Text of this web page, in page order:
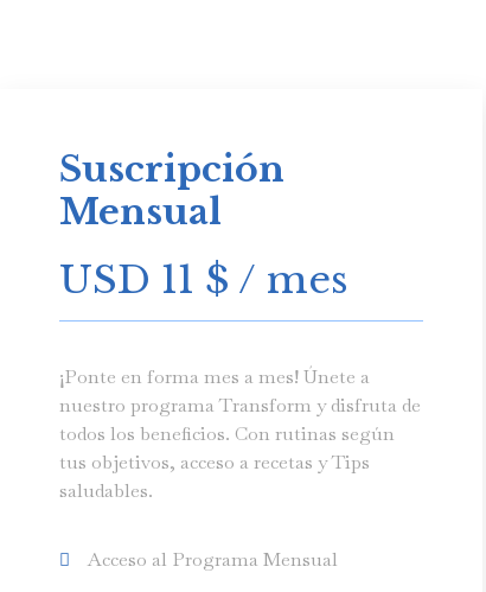
Suscripción
Mensual
USD 11 $ / mes
¡Ponte en forma mes a mes! Únete a
nuestro programa Transform y disfruta de
todos los beneficios. Con rutinas según
tus objetivos, acceso a recetas y Tips
saludables.
Acceso al Programa Mensual